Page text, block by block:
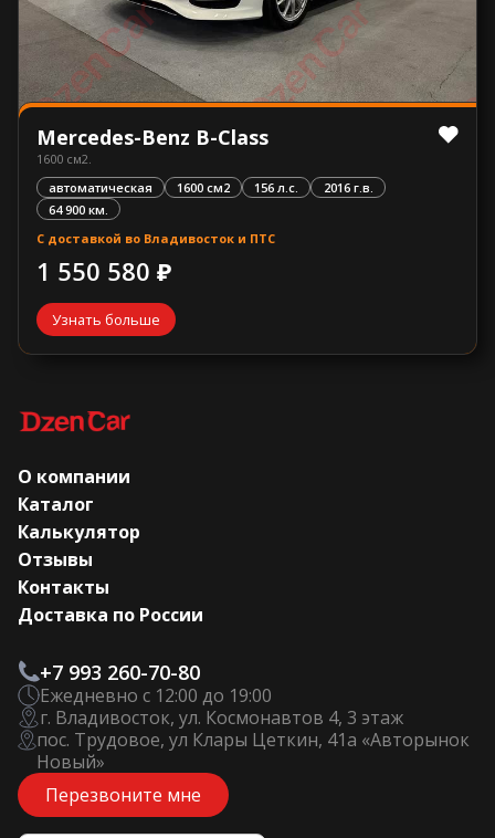
Mercedes-Benz B-Class
1600 см2.
автоматическая
1600 см2 156 л.с.
2016 г.в.
64 900 км.
С доставкой во Владивосток и ПТС
1 550 580 ₽
Узнать больше
О компании
Каталог
Калькулятор
Отзывы
Контакты
Доставка по России
+7 993 260-70-80
Ежедневно с 12:00 до 19:00
г. Владивосток, ул. Космонавтов 4, 3 этаж
пос. Трудовое, ул Клары Цеткин, 41а «Авторынок
Новый»
Перезвоните мне